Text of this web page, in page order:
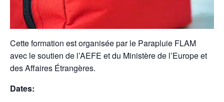
Cette formation est organisée par le Parapluie FLAM
avec le soutien de l’AEFE et du Ministère de l’Europe et
des Affaires Étrangères.
Dates: